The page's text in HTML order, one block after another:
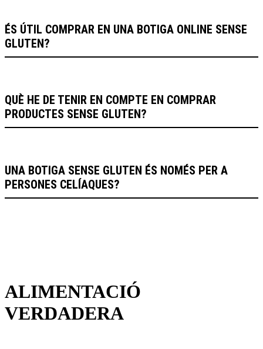
ÉS ÚTIL COMPRAR EN UNA BOTIGA ONLINE SENSE
GLUTEN?
QUÈ HE DE TENIR EN COMPTE EN COMPRAR
PRODUCTES SENSE GLUTEN?
UNA BOTIGA SENSE GLUTEN ÉS NOMÉS PER A
PERSONES CELÍAQUES?
ALIMENTACIÓ
VERDADERA